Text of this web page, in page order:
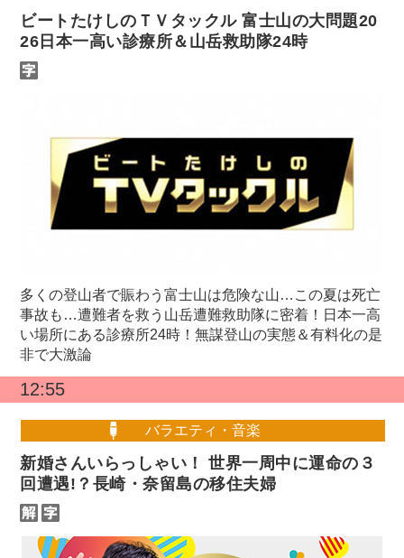
ビートたけしのＴＶタックル 富士山の大問題20
26日本一高い診療所＆山岳救助隊24時
多くの登山者で賑わう富士山は危険な山…この夏は死亡
事故も…遭難者を救う山岳遭難救助隊に密着！日本一高
い場所にある診療所24時！無謀登山の実態＆有料化の是
非で大激論
12:55
バラエティ・音楽
新婚さんいらっしゃい！ 世界一周中に運命の３
回遭遇!？長崎・奈留島の移住夫婦